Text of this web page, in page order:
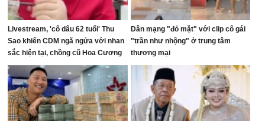
Livestream, 'cô dâu 62 tuổi' Thu
Sao khiến CDM ngã ngửa với nhan
sắc hiện tại, chồng cũ Hoa Cương
bị réo tên
Dân mạng "đỏ mặt" với clip cô gái
"trần như nhộng" ở trung tâm
thương mại